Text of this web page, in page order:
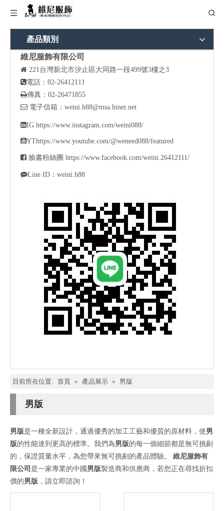
產品類別
維尼服飾有限公司
 221台灣新北市汐止區大同路一段499號3樓之3
電話：02-26412111
傳真：02-26471855
 電子信箱： weini.h88@msa.hinet.net
IG https://www.instagram.com/weini088/
YThttps://www.youtube.com/@weneed088/featured
 臉書粉絲團 https://www.facebook.com/weini.26412111/
Line ID：weini.h88
目前所在位置: 首頁 » 產品展示 » 男版
男版
男版是一種全新設計，通過優秀的加工工藝和優質的原材料，使男
版的性能達到更高的標準。我們為男版的每一個細節都是無可挑剔
的，保證質量水平，為您帶來無可挑剔的產品體驗。 維尼服飾有
限公司 是一家專業的中國 男版製造商和供應商，若您正在尋找折扣
價的男版 ，請立即諮詢！